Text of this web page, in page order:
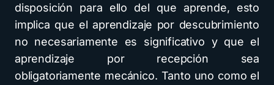
disposición para ello del que aprende, esto
implica que el aprendizaje por descubrimiento
no necesariamente es significativo y que el
aprendizaje por recepción sea
obligatoriamente mecánico. Tanto uno como el